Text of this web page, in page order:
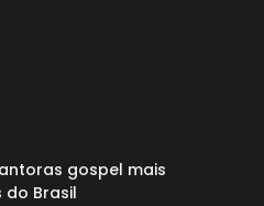
gospel mais
do Brasil